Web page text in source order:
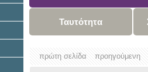
Ταυτότητα
πρώτη σελίδα προηγούμενη